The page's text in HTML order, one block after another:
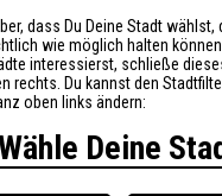
dass Du Deine Stadt wählst,
wie möglich halten
interessierst, schließe
rechts. Du kannst den
oben links ändern:
Deine